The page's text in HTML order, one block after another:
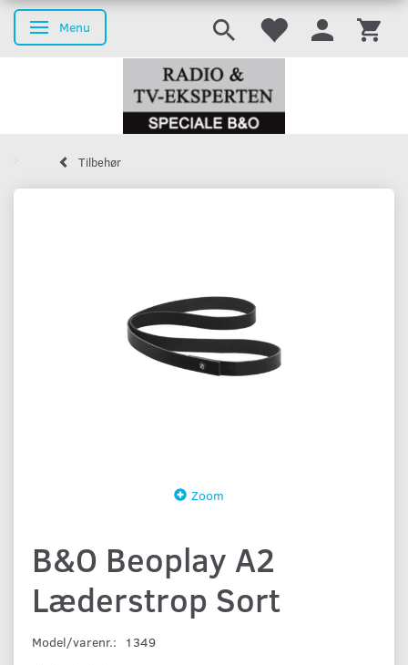
Skifte navigation
Menu
Tilbehør
Zoom
B&O Beoplay A2
Læderstrop Sort
Model/varenr.:
1349